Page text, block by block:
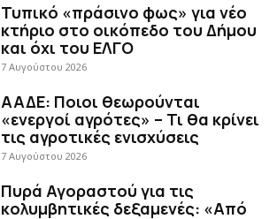
Τυπικό «πράσινο φως» για νέο
κτήριο στο οικόπεδο του Δήμου
και όχι του ΕΛΓΟ
7 Αυγούστου 2026
ΑΑΔΕ: Ποιοι θεωρούνται
«ενεργοί αγρότες» – Τι θα κρίνει
τις αγροτικές ενισχύσεις
7 Αυγούστου 2026
Πυρά Αγοραστού για τις
κολυμβητικές δεξαμενές: «Από